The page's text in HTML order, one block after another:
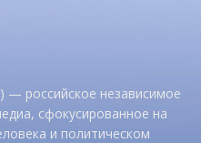
— российское независимое
сфокусированное на
и политическом